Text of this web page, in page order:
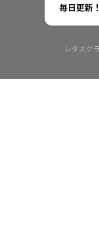
毎日更新
レタスク